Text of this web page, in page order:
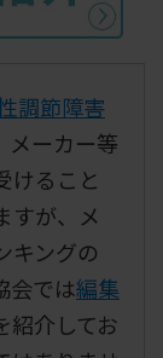
調節障害
メーカー等
けること
すが、メ
キングの
会では編集
紹介してお